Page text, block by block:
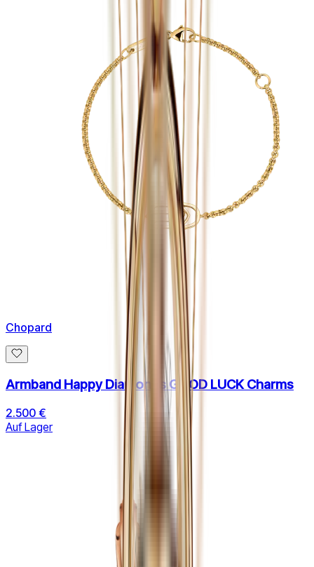
Chopard
Armband Happy Diamonds GOOD LUCK Charms
2.500 €
Auf Lager